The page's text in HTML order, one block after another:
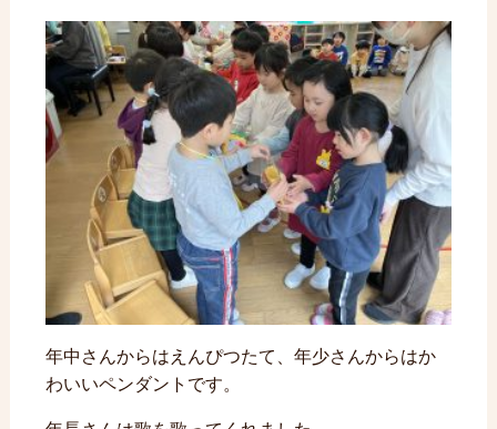
年中さんからはえんぴつたて、年少さんからはか
わいいペンダントです。